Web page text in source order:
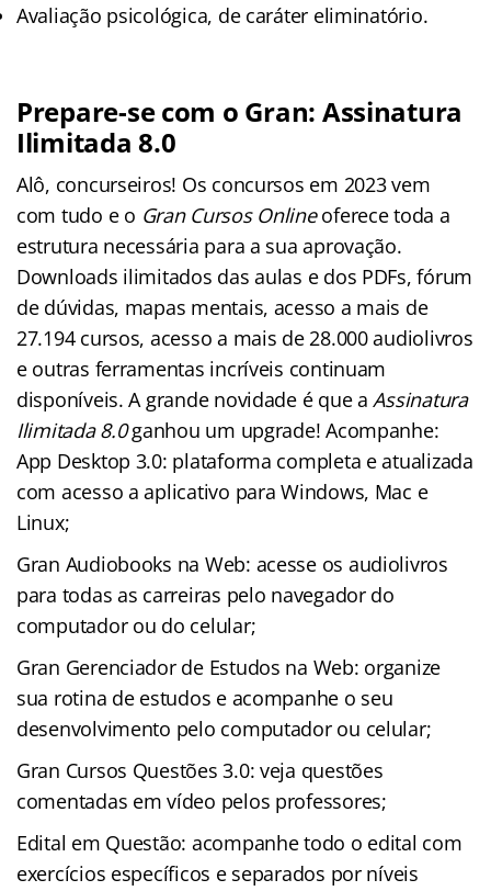
Avaliação psicológica, de caráter eliminatório.
Prepare-se com o Gran: Assinatura
Ilimitada 8.0
Alô, concurseiros! Os concursos em 2023 vem
com tudo e o Gran Cursos Onlineoferece toda a
estrutura necessária para a sua aprovação.
Downloads ilimitados das aulas e dos PDFs, fórum
de dúvidas, mapas mentais, acesso a mais de
27.194 cursos, acesso a mais de 28.000 audiolivros
e outras ferramentas incríveis continuam
disponíveis. A grande novidade é que aAssinatura
Ilimitada 8.0ganhou um upgrade! Acompanhe:
App Desktop 3.0: plataforma completa e atualizada
com acesso a aplicativo para Windows, Mac e
Linux;
Gran Audiobooks na Web: acesse os audiolivros
para todas as carreiras pelo navegador do
computador ou do celular;
Gran Gerenciador de Estudos na Web: organize
sua rotina de estudos e acompanhe o seu
desenvolvimento pelo computador ou celular;
Gran Cursos Questões 3.0: veja questões
comentadas em vídeo pelos professores;
Edital em Questão: acompanhe todo o edital com
exercícios específicos e separados por níveis